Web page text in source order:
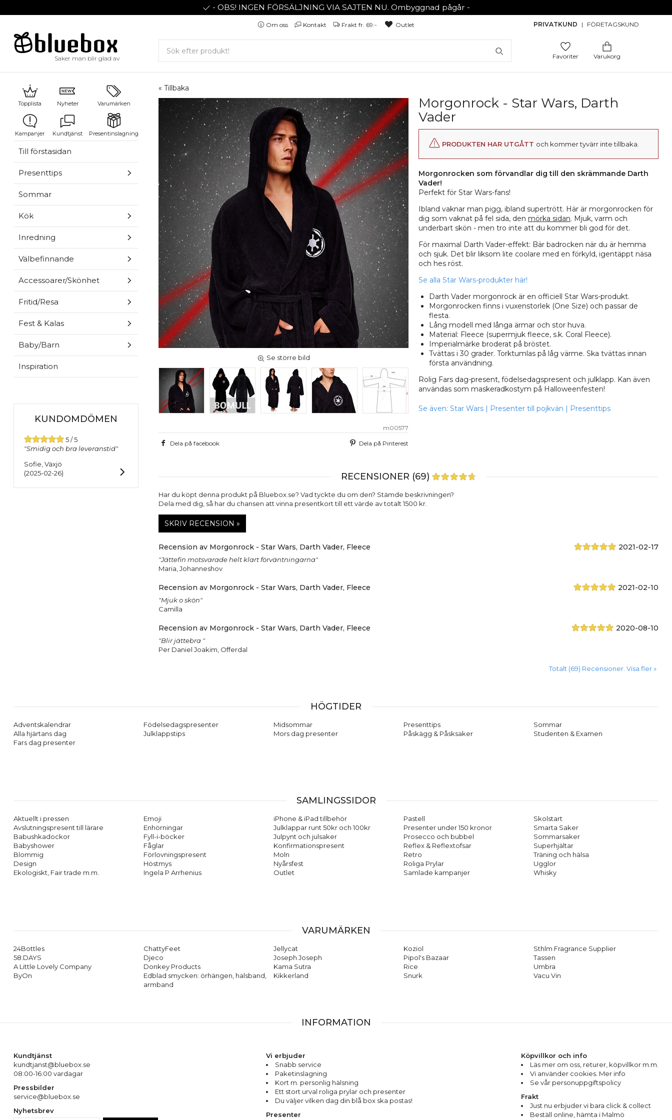
- OBS! INGEN FÖRSÄLJNING VIA SAJTEN NU. Ombyggnad pågår -
Om oss Kontakt Frakt fr. 69:- Outlet PRIVATKUND | FÖRETAGSKUND
Saker man blir glad av Favoriter Varukorg
Topplista Nyheter Varumärken
Kampanjer Kundtjänst Presentinslagning
Till förstasidan
Presenttips
Sommar
Kök
Inredning
Välbefinnande
Accessoarer/Skönhet
Fritid/Resa
Fest & Kalas
Baby/Barn
Inspiration
KUNDOMDÖMEN
5 / 5
"Smidig och bra leveranstid"
Sofie, Växjö
(2025-02-26)
« Tillbaka
Se större bild
m00577
Dela på facebook Dela på Pinterest
Morgonrock - Star Wars, Darth
Vader
PRODUKTEN HAR UTGÅTT och kommer tyvärr inte tillbaka.
Morgonrocken som förvandlar dig till den skrämmande Darth
Vader!
Perfekt för Star Wars-fans!
Ibland vaknar man pigg, ibland supertrött. Här är morgonrocken för
dig som vaknat på fel sida, den mörka sidan. Mjuk, varm och
underbart skön - men tro inte att du kommer bli god för det.
För maximal Darth Vader-effekt: Bär badrocken när du är hemma
och sjuk. Det blir liksom lite coolare med en förkyld, igentäppt näsa
och hes röst.
Se alla Star Wars-produkter här!
Darth Vader morgonrock är en officiell Star Wars-produkt.
Morgonrocken finns i vuxenstorlek (One Size) och passar de
flesta.
Lång modell med långa ärmar och stor huva.
Material: Fleece (supermjuk fleece, s.k. Coral Fleece).
Imperialmärke broderat på bröstet.
Tvättas i 30 grader. Torktumlas på låg värme. Ska tvättas innan
första användning.
Rolig Fars dag-present, födelsedagspresent och julklapp. Kan även
användas som maskeradkostym på Halloweenfesten!
Se även: Star Wars | Presenter till pojkvän | Presenttips
RECENSIONER (69)
Har du köpt denna produkt på Bluebox.se? Vad tyckte du om den? Stämde beskrivningen?
Dela med dig, så har du chansen att vinna presentkort till ett värde av totalt 1500 kr.
SKRIV RECENSION »
Recension av Morgonrock - Star Wars, Darth Vader, Fleece 2021-02-17
"Jättefin motsvarade helt klart förväntningarna"
Maria, Johanneshov
Recension av Morgonrock - Star Wars, Darth Vader, Fleece 2021-02-10
"Mjuk o skön"
Camilla
Recension av Morgonrock - Star Wars, Darth Vader, Fleece 2020-08-10
"Blir jättebra "
Per Daniel Joakim, Offerdal
Totalt (69) Recensioner. Visa fler »
HÖGTIDER
Adventskalendrar
Alla hjärtans dag
Fars dag presenter
Födelsedagspresenter
Julklappstips
Midsommar
Mors dag presenter
Presenttips
Påskägg & Påsksaker
Sommar
Studenten & Examen
SAMLINGSSIDOR
Aktuellt i pressen
Avslutningspresent till lärare
Babushkadockor
Babyshower
Blommig
Design
Ekologiskt, Fair trade m.m.
Emoji
Enhörningar
Fyll-i-böcker
Fåglar
Förlovningspresent
Höstmys
Ingela P Arrhenius
iPhone & iPad tillbehör
Julklappar runt 50kr och 100kr
Julpynt och julsaker
Konfirmationspresent
Moln
Nyårsfest
Outlet
Pastell
Presenter under 150 kronor
Prosecco och bubbel
Reflex & Reflextofsar
Retro
Roliga Prylar
Samlade kampanjer
Skolstart
Smarta Saker
Sommarsaker
Superhjältar
Träning och hälsa
Ugglor
Whisky
VARUMÄRKEN
24Bottles
58:DAYS
A Little Lovely Company
ByOn
ChattyFeet
Djeco
Donkey Products
Edblad smycken: örhängen, halsband,
armband
Jellycat
Joseph Joseph
Kama Sutra
Kikkerland
Koziol
Pipol's Bazaar
Rice
Snurk
Sthlm Fragrance Supplier
Tassen
Umbra
Vacu Vin
INFORMATION
Kundtjänst
kundtjanst@bluebox.se
08:00-16:00 vardagar
Pressbilder
service@bluebox.se
Nyhetsbrev
Vi erbjuder
Snabb service
Paketinslagning
Kort m. personlig hälsning
Ett stort urval roliga prylar och presenter
Du väljer vilken dag din blå box ska postas!
Presenter
Köpvillkor och info
Läs mer om oss returer köpvillkor m.m.
Vi använder cookies. Mer info
Se vår personuppgiftspolicy
Frakt
Just nu erbjuder vi bara click & collect
Beställ online, hämta i Malmö